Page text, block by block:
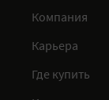
Компания
Карьера
Где купить